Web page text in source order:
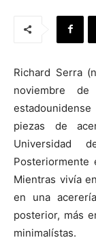
Richard Serra
noviembre
piezas de
Universidad
Posteriormente
Mientras vivía
en una
posterior, más
minimalístas.